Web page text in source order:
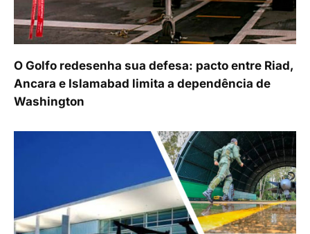
O Golfo redesenha sua defesa: pacto entre Riad,
Ancara e Islamabad limita a dependência de
Washington